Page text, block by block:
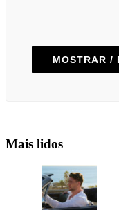
MOSTRAR /
Mais lidos